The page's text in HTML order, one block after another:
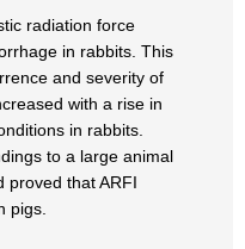
radiation force
in rabbits. This
and severity of
with a rise in
in rabbits.
to a large animal
proved that ARFI
pigs.